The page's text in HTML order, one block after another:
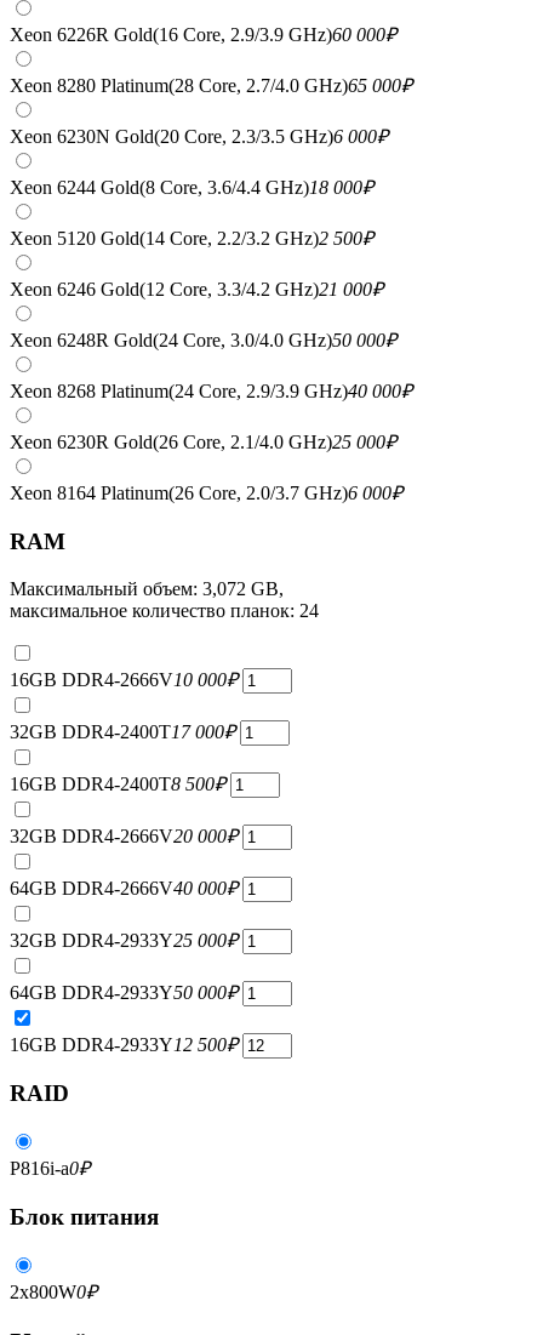
Xeon 6226R Gold(16 Core, 2.9/3.9 GHz)60 000₽
Xeon 8280 Platinum(28 Core, 2.7/4.0 GHz)65 000₽
Xeon 6230N Gold(20 Core, 2.3/3.5 GHz)6 000₽
Xeon 6244 Gold(8 Core, 3.6/4.4 GHz)18 000₽
Xeon 5120 Gold(14 Core, 2.2/3.2 GHz)2 500₽
Xeon 6246 Gold(12 Core, 3.3/4.2 GHz)21 000₽
Xeon 6248R Gold(24 Core, 3.0/4.0 GHz)50 000₽
Xeon 8268 Platinum(24 Core, 2.9/3.9 GHz)40 000₽
Xeon 6230R Gold(26 Core, 2.1/4.0 GHz)25 000₽
Xeon 8164 Platinum(26 Core, 2.0/3.7 GHz)6 000₽
RAM
Максимальный объем: 3,072 GB,
максимальное количество планок: 24
16GB DDR4-2666V10 000₽
32GB DDR4-2400T17 000₽
16GB DDR4-2400T8 500₽
32GB DDR4-2666V20 000₽
64GB DDR4-2666V40 000₽
32GB DDR4-2933Y25 000₽
64GB DDR4-2933Y50 000₽
16GB DDR4-2933Y12 500₽
RAID
P816i-a0₽
Блок питания
2x800W0₽